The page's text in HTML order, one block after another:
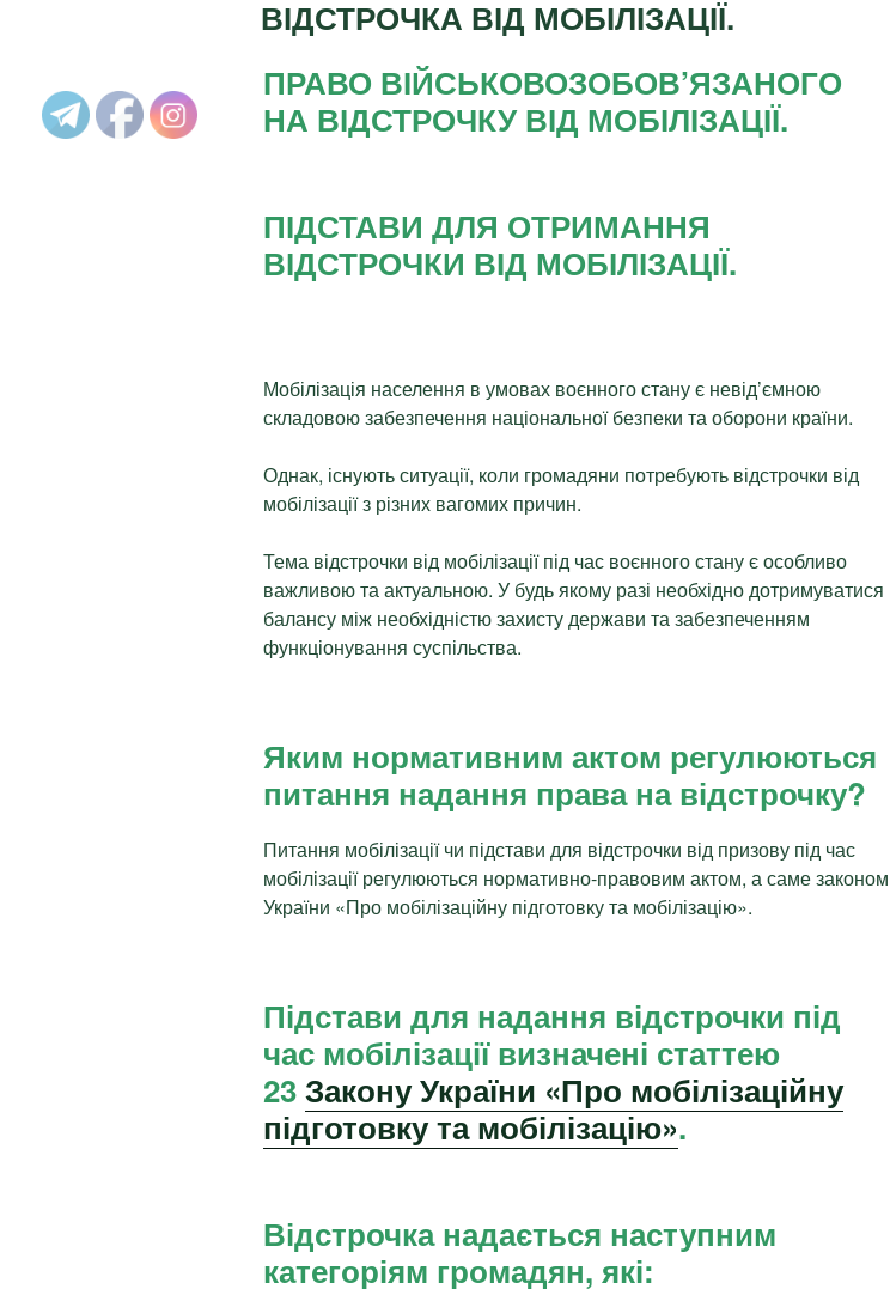
ВІДСТРОЧКА ВІД МОБІЛІЗАЦІЇ.
ПРАВО ВІЙСЬКОВОЗОБОВ’ЯЗАНОГО
НА ВІДСТРОЧКУ ВІД МОБІЛІЗАЦІЇ.
ПІДСТАВИ ДЛЯ ОТРИМАННЯ
ВІДСТРОЧКИ ВІД МОБІЛІЗАЦІЇ.
Мобілізація населення в умовах воєнного стану є невід’ємною
складовою забезпечення національної безпеки та оборони країни.
Однак, існують ситуації, коли громадяни потребують відстрочки від
мобілізації з різних вагомих причин.
Тема відстрочки від мобілізації під час воєнного стану є особливо
важливою та актуальною. У будь якому разі необхідно дотримуватися
балансу між необхідністю захисту держави та забезпеченням
функціонування суспільства.
Яким нормативним актом регулюються
питання надання права на відстрочку?
Питання мобілізації чи підстави для відстрочки від призову під час
мобілізації регулюються нормативно-правовим актом, а саме законом
України «Про мобілізаційну підготовку та мобілізацію».
Підстави для надання відстрочки під
час мобілізації визначені статтею
23Закону України «Про мобілізаційну
підготовку та мобілізацію».
Відстрочка надається наступним
категоріям громадян, які: